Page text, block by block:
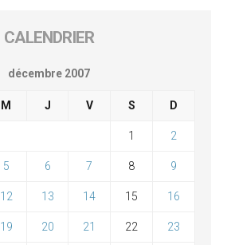
CALENDRIER
décembre 2007
M J V S D
1 2
5 6 7 8 9
12 13 14 15 16
19 20 21 22 23